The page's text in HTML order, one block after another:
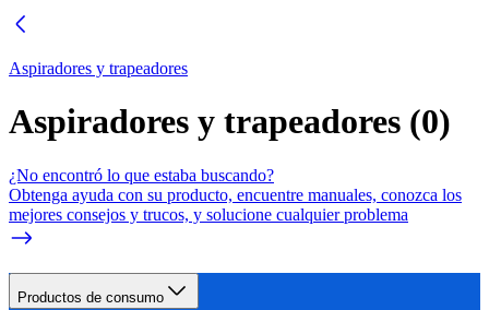
Aspiradores y trapeadores
Aspiradores y trapeadores (0)
¿No encontró lo que estaba buscando?
Obtenga ayuda con su producto, encuentre manuales, conozca los
mejores consejos y trucos, y solucione cualquier problema
Productos de consumo